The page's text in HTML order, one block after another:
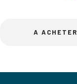
A ACHETER